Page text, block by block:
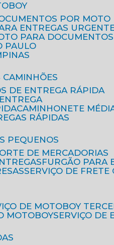
POR MOTO
ENTREGAS
PARA DOCUMENTOS
PAULO
CAMINHÕES
DE ENTREGA RÁPIDA
ENTREGA
CAMINHONETE
RÁPIDAS
PEQUENOS
DE MERCADORIAS
FURGÃO PARA
SERVIÇO DE
DE MOTOBOY
MOTOBOY
SERVIÇO